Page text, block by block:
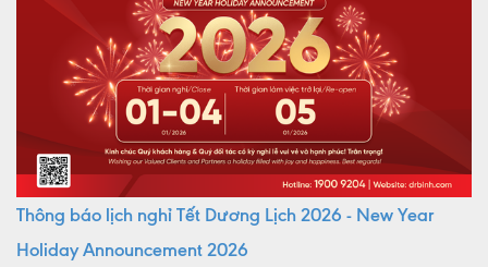
Thông báo lịch nghỉ Tết Dương Lịch 2026 - New Year
Holiday Announcement 2026